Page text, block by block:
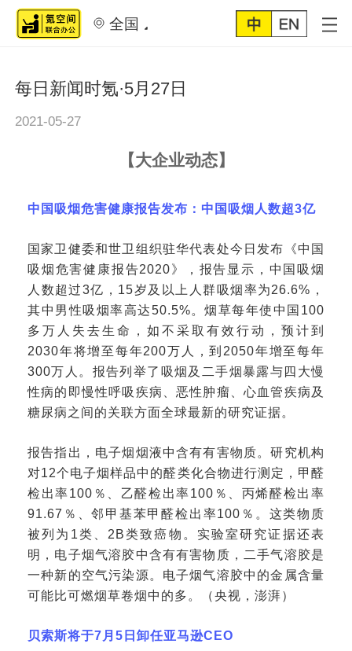
全国
每日新闻时氪·5月27日
2021-05-27
【大企业动态】
中国吸烟危害健康报告发布：中国吸烟人数超3亿
国家卫健委和世卫组织驻华代表处今日发布《中国
吸烟危害健康报告2020》，报告显示，中国吸烟
人数超过3亿，15岁及以上人群吸烟率为26.6%，
其中男性吸烟率高达50.5%。烟草每年使中国100
多万人失去生命，如不采取有效行动，预计到
2030年将增至每年200万人，到2050年增至每年
300万人。报告列举了吸烟及二手烟暴露与四大慢
性病的即慢性呼吸疾病、恶性肿瘤、心血管疾病及
糖尿病之间的关联方面全球最新的研究证据。
报告指出，电子烟烟液中含有有害物质。研究机构
对12个电子烟样品中的醛类化合物进行测定，甲醛
检出率100％、乙醛检出率100％、丙烯醛检出率
91.67％、邻甲基苯甲醛检出率100％。这类物质
被列为1类、2B类致癌物。实验室研究证据还表
明，电子烟气溶胶中含有有害物质，二手气溶胶是
一种新的空气污染源。电子烟气溶胶中的金属含量
可能比可燃烟草卷烟中的多。（央视，澎湃）
贝索斯将于7月5日卸任亚马逊CEO